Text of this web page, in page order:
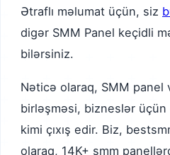
Ətraflı məlumat üçün, siz
digər SMM Panel keçidli
bilərsiniz.
Nəticə olaraq, SMM panel
birləşməsi, bizneslər
kimi çıxış edir. Biz,
olaraq, 14K+ smm